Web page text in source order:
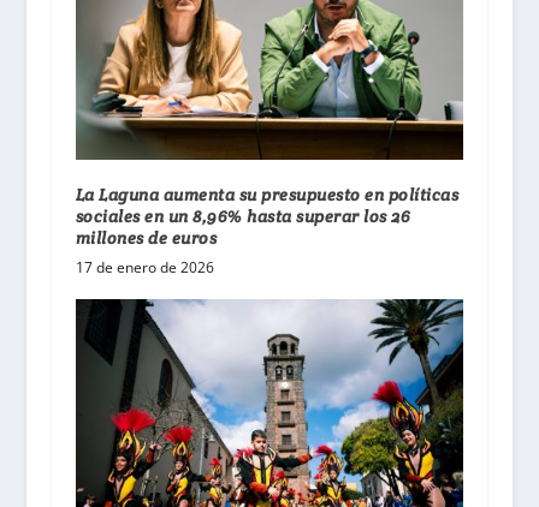
La Laguna aumenta su presupuesto en políticas
sociales en un 8,96% hasta superar los 26
millones de euros
17 de enero de 2026